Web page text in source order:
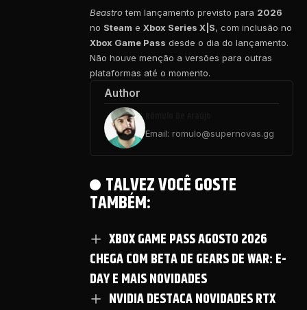
Beastrotem lançamento previsto para 2026
no Steam e Xbox Series X|S, com inclusão no
Xbox Game Pass desde o dia do lançamento.
Não houve menção a versões para outras
plataformas até o momento.
Author
Email: romulo@supernovas.gg
TALVEZ VOCÊ GOSTE
TAMBÉM:
XBOX GAME PASS AGOSTO 2026
CHEGA COM BETA DE GEARS DE WAR: E-
DAY E MAIS NOVIDADES
NVIDIA DESTACA NOVIDADES RTX